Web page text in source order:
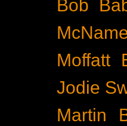
Bob
Moffatt
Jodie
Martin